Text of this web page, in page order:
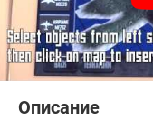
Описание